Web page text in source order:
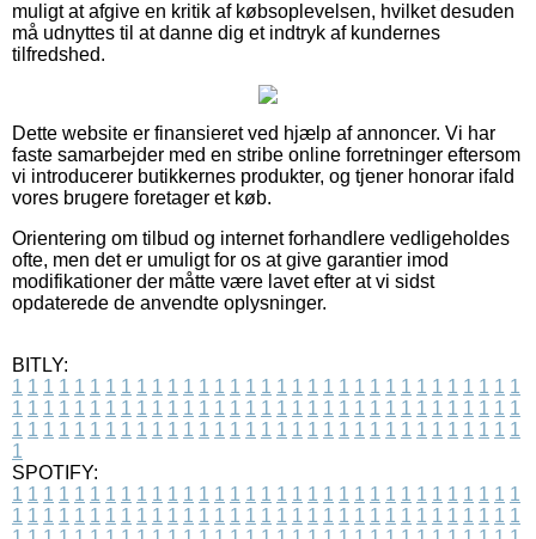
muligt at afgive en kritik af købsoplevelsen, hvilket desuden
må udnyttes til at danne dig et indtryk af kundernes
tilfredshed.
Dette website er finansieret ved hjælp af annoncer. Vi har
faste samarbejder med en stribe online forretninger eftersom
vi introducerer butikkernes produkter, og tjener honorar ifald
vores brugere foretager et køb.
Orientering om tilbud og internet forhandlere vedligeholdes
ofte, men det er umuligt for os at give garantier imod
modifikationer der måtte være lavet efter at vi sidst
opdaterede de anvendte oplysninger.
BITLY:
1 1 1 1 1 1 1 1 1 1 1 1 1 1 1 1 1 1 1 1 1 1 1 1 1 1 1 1 1 1 1 1 1
1 1 1 1 1 1 1 1 1 1 1 1 1 1 1 1 1 1 1 1 1 1 1 1 1 1 1 1 1 1 1 1 1
1 1 1 1 1 1 1 1 1 1 1 1 1 1 1 1 1 1 1 1 1 1 1 1 1 1 1 1 1 1 1 1 1
1
SPOTIFY:
1 1 1 1 1 1 1 1 1 1 1 1 1 1 1 1 1 1 1 1 1 1 1 1 1 1 1 1 1 1 1 1 1
1 1 1 1 1 1 1 1 1 1 1 1 1 1 1 1 1 1 1 1 1 1 1 1 1 1 1 1 1 1 1 1 1